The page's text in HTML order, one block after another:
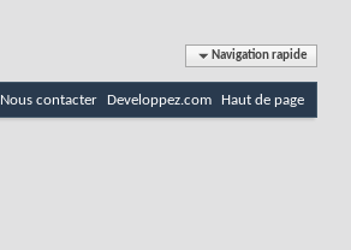
Navigation rapide
Nous contacter Developpez.com Haut de page